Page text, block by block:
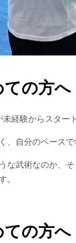
ての方へ
経験からスター
、自分のペースで
な武術なのか、
。
ての方へ